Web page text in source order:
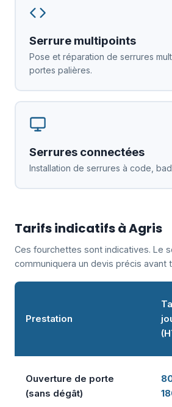
Serrure multipoints
Pose et réparation de serrures
portes palières.
Serrures connectées
Installation de serrures à code,
Tarifs indicatifs à Agris
Ces fourchettes sont indicatives. Le
communiquera un devis précis avant
Prestation
Ouverture de porte
(sans dégât)